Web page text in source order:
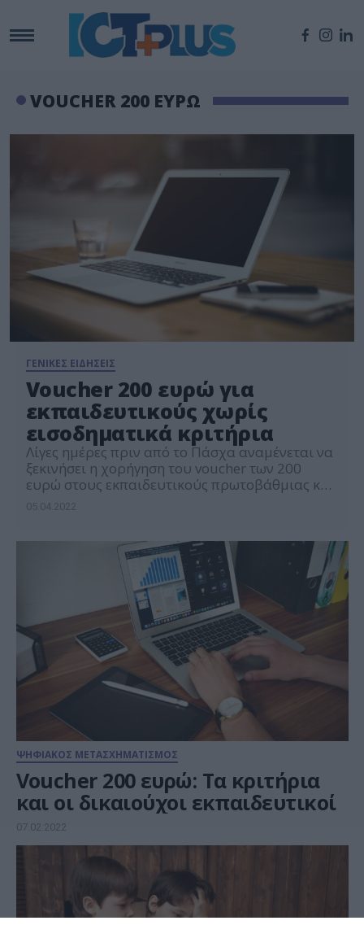
VOUCHER 200 ΕΥΡΩ
ΓΕΝΙΚΕΣ ΕΙΔΗΣΕΙΣ
Voucher 200 ευρώ για
εκπαιδευτικούς χωρίς
εισοδηματικά κριτήρια
Λίγες ημέρες πριν από το Πάσχα αναμένεται να
ξεκινήσει η χορήγηση του voucher των 200
ευρώ στους εκπαιδευτικούς πρωτοβάθμιας και
Οικονομικών, Εργασίας και Ψηφιακής
Διακυβέρνησης, ετοιμάζουν την σχετική Κοινή
Υπουργική Απόφαση με την οποία θα ορίζονται
οι προϋποθέσεις, τα κριτήρια, οι […]
ΨΗΦΙΑΚΟΣ ΜΕΤΑΣΧΗΜΑΤΙΣΜΟΣ
Voucher 200 ευρώ: Τα κριτήρια
και οι δικαιούχοι εκπαιδευτικοί
07.02.2022